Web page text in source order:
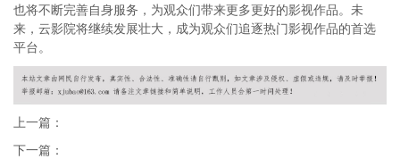
也将不断完善自身服务，为观众们带来更多更好的影视作品。未
来，云影院将继续发展壮大，成为观众们追逐热门影视作品的首选
平台。
上一篇：
下一篇：